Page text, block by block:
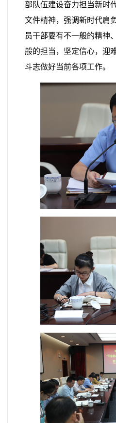
部队伍建设奋力担当新时
文件精神，强调新时代肩
员干部要有不一般的精神
般的担当，坚定信心，迎
斗志做好当前各项工作。